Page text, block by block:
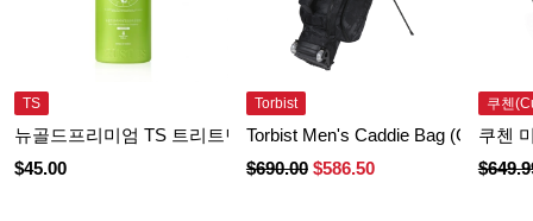
TS
뉴골드프리미엄 TS 트리트먼트 (500ml)
$45.00
Torbist
Torbist Men's Caddie Bag (GAEFH-
$690.00 $586.50
쿠첸
쿠첸
$